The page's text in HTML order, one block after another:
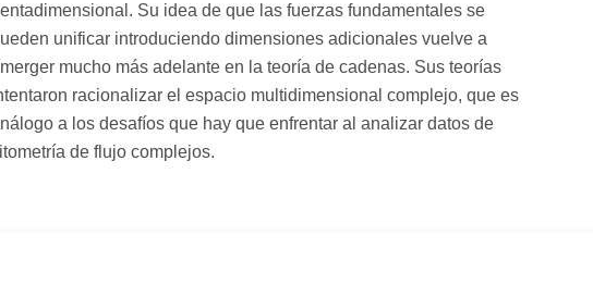
Su idea de que las fuerzas fundamentales se
unificar introduciendo dimensiones adicionales vuelve a
mucho más adelante en la teoría de cadenas. Sus teorías
racionalizar el espacio multidimensional complejo, que es
a los desafíos que hay que enfrentar al analizar datos de
de flujo complejos.